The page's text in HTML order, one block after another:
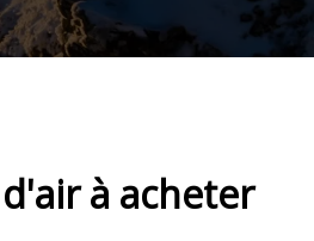
à acheter